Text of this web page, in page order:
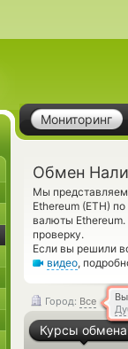
Мониторинг
Обмен
Мы представляем
Ethereum (ETH)
валюты
проверку.
Если вы решили
видео,
Город: Все
Курсы обмена